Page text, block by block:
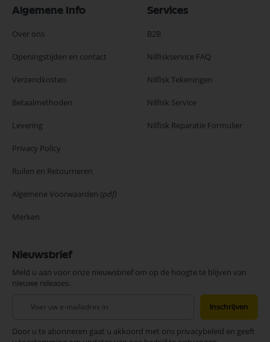
Algemene Info
Over ons
Openingstijden en contact
Verzendkosten
Betaalmethoden
Levering
Privacy Policy
Ruilen en Retourneren
Algemene Voorwaarden (pdf)
Merken
Services
B2B
Nilfiskservice FAQ
Nilfisk Tekeningen
Nilfisk Service
Nilfisk Reparatie Formulier
Nieuwsbrief
Meld u aan voor onze nieuwsbrief om op de hoogte te blijven van
nieuwe releases.
onze
Inschrijven
Door u te abonneren gaat u akkoord met ons privacybeleid en geeft